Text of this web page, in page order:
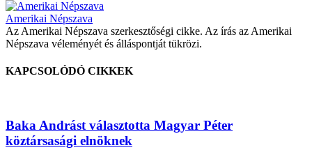
Amerikai Népszava
Az Amerikai Népszava szerkesztőségi cikke. Az írás az Amerikai
Népszava véleményét és álláspontját tükrözi.
KAPCSOLÓDÓ CIKKEK
Baka Andrást választotta Magyar Péter
köztársasági elnöknek